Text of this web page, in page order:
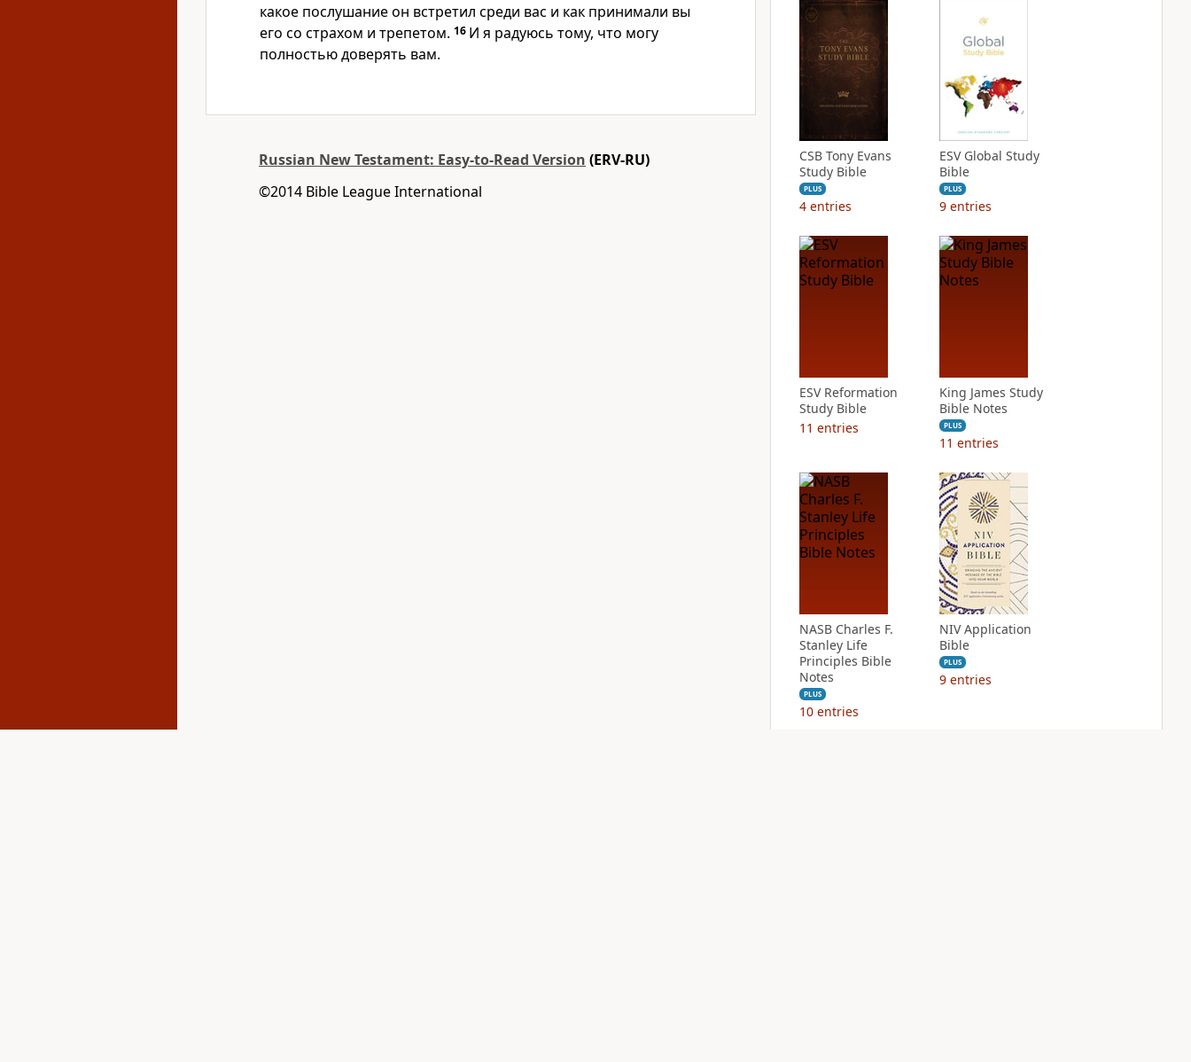
какое послушание он встретил среди вас и как принимали вы
его со страхом и трепетом. 16 И я радуюсь тому, что могу
полностью доверять вам.
Russian New Testament: Easy-to-Read Version (ERV-RU)
©2014 Bible League International
CSB Tony Evans
Study Bible
PLUS
4 entries
ESV Global Study
Bible
PLUS
9 entries
ESV Reformation
Study Bible
11 entries
King James Study
Bible Notes
PLUS
11 entries
NASB Charles F.
Stanley Life
Principles Bible
Notes
PLUS
10 entries
NIV Application
Bible
PLUS
9 entries